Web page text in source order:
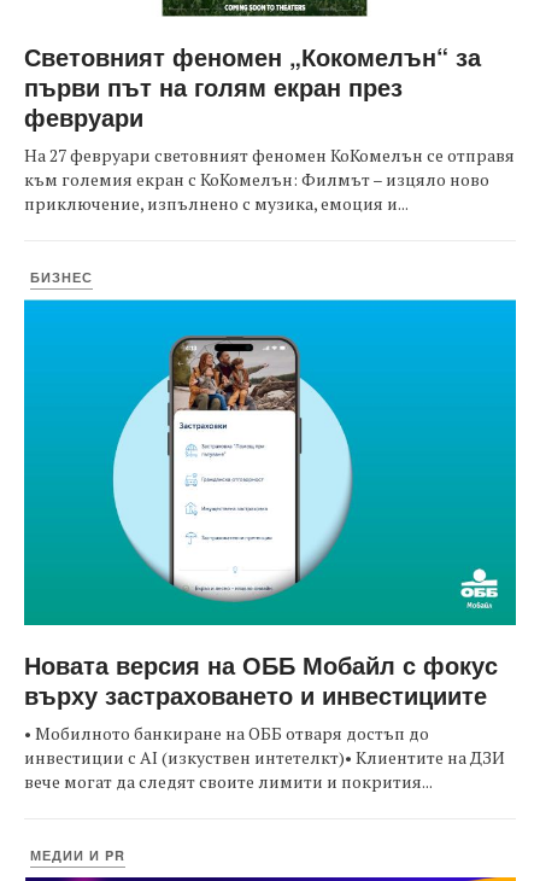
Световният феномен „Кокомелън“ за
първи път на голям екран през
февруари
На 27 февруари световният феномен КоКомелън се отправя
към големия екран с КоКомелън: Филмът – изцяло ново
приключение, изпълнено с музика, емоция и...
БИЗНЕС
Новата версия на ОББ Мобайл с фокус
върху застраховането и инвестициите
• Мобилното банкиране на ОББ отваря достъп до
инвестиции с AI (изкуствен интетелкт)• Клиентите на ДЗИ
вече могат да следят своите лимити и покрития...
МЕДИИ И PR